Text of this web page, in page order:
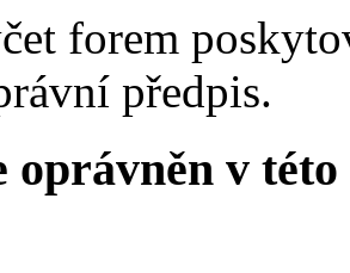
forem
předpis.
oprávněn v